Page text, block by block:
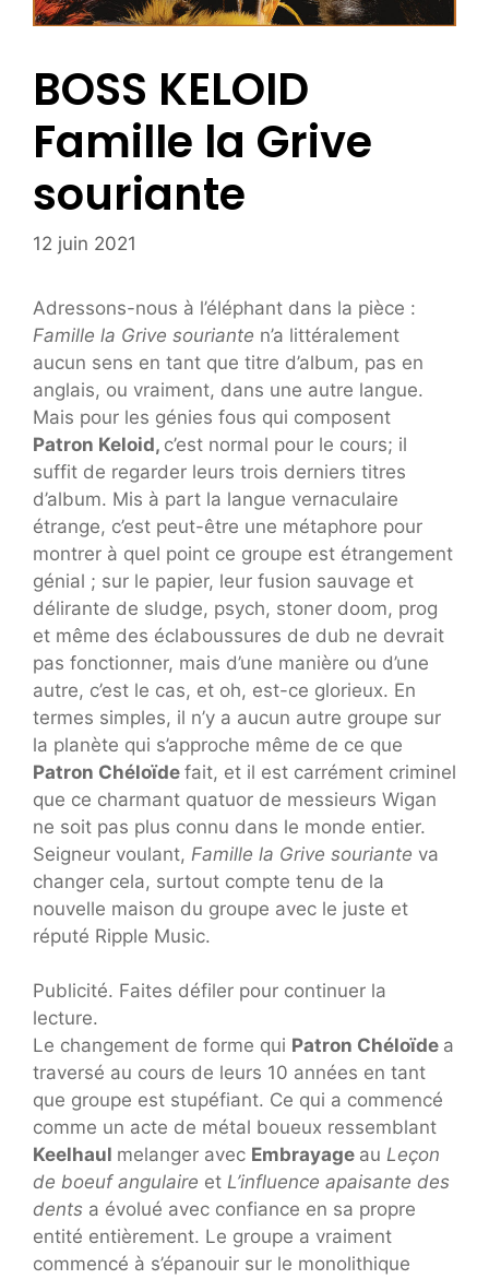
BOSS KELOID
Famille la Grive
souriante
12 juin 2021
Adressons-nous à l’éléphant dans la pièce :
Famille la Grive souriante n’a littéralement
aucun sens en tant que titre d’album, pas en
anglais, ou vraiment, dans une autre langue.
Mais pour les génies fous qui composent
Patron Keloid, c’est normal pour le cours; il
suffit de regarder leurs trois derniers titres
d’album. Mis à part la langue vernaculaire
étrange, c’est peut-être une métaphore pour
montrer à quel point ce groupe est étrangement
génial ; sur le papier, leur fusion sauvage et
délirante de sludge, psych, stoner doom, prog
et même des éclaboussures de dub ne devrait
pas fonctionner, mais d’une manière ou d’une
autre, c’est le cas, et oh, est-ce glorieux. En
termes simples, il n’y a aucun autre groupe sur
la planète qui s’approche même de ce que
Patron Chéloïde fait, et il est carrément criminel
que ce charmant quatuor de messieurs Wigan
ne soit pas plus connu dans le monde entier.
Seigneur voulant, Famille la Grive souriante va
changer cela, surtout compte tenu de la
nouvelle maison du groupe avec le juste et
réputé Ripple Music.
Publicité. Faites défiler pour continuer la
lecture.
Le changement de forme qui Patron Chéloïde a
traversé au cours de leurs 10 années en tant
que groupe est stupéfiant. Ce qui a commencé
comme un acte de métal boueux ressemblant
Keelhaul melanger avec Embrayage au Leçon
de boeuf angulaire et L’influence apaisante des
dents a évolué avec confiance en sa propre
entité entièrement. Le groupe a vraiment
commencé à s’épanouir sur le monolithique